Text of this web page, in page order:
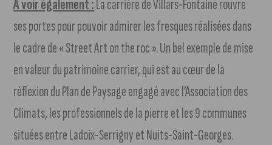
À voir également :La carrière de Villars-Fontaine rouvre
ses portes pour pouvoir admirer les fresques réalisées dans
le cadre de « Street Art on the roc ». Un bel exemple de mise
en valeur du patrimoine carrier, qui est au cœur de la
réflexion du Plan de Paysage engagé avec l’Association des
Climats, les professionnels de la pierre et les 9 communes
situées entre Ladoix-Serrigny et Nuits-Saint-Georges.